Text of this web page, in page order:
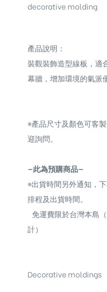
decorative molding
產品說明：
裝觀裝飾造型線板，適
幕牆，增加環境的氣派
※產品尺寸及顏色可客
迎詢問。
—此為預購商品—
※出貨時間另外通知，
排程及出貨時間。
免運費限於台灣本島
計）
Decorative moldings